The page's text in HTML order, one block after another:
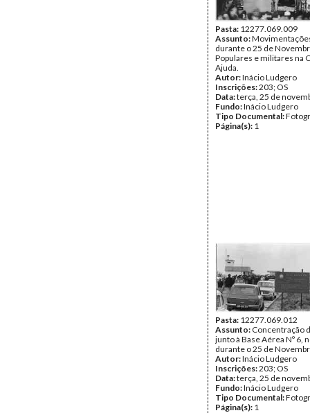
Pasta: 12277.069.009
Assunto:
durante o 25 de
Populares e militares na
Ajuda.
Autor:Inácio Ludgero
Inscrições:203; OS
Data:terça, 25 de
Fundo:Inácio Ludgero
Tipo Documental:
Página(s): 1
Pasta: 12277.069.012
Assunto: Concentração
junto à Base Aérea Nº 6,
durante o 25 de
Autor:Inácio Ludgero
Inscrições:203; OS
Data:terça, 25 de
Fundo:Inácio Ludgero
Tipo Documental:
Página(s): 1